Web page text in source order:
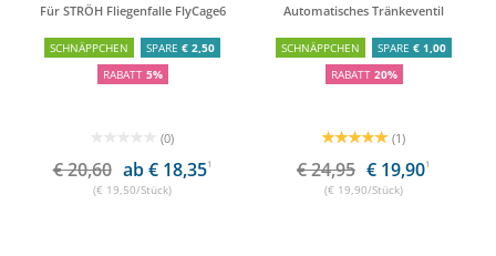
Für STRÖH Fliegenfalle FlyCage6
SCHNÄPPCHEN SPARE € 2,50
RABATT 5%
(0)
€ 20,60 ab € 18,351
(€ 19,50/Stück)
Automatisches Tränkeventil
SCHNÄPPCHEN SPARE € 1,00
RABATT 20%
(1)
€ 24,95 € 19,901
(€ 19,90/Stück)